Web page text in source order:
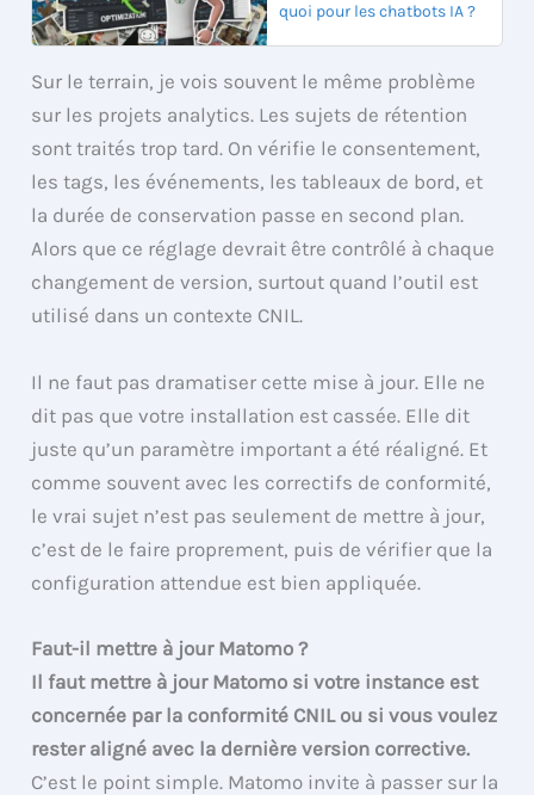
quoi pour les chatbots IA ?
Sur le terrain, je vois souvent le même problème
sur les projets analytics. Les sujets de rétention
sont traités trop tard. On vérifie le consentement,
les tags, les événements, les tableaux de bord, et
la durée de conservation passe en second plan.
Alors que ce réglage devrait être contrôlé à chaque
changement de version, surtout quand l’outil est
utilisé dans un contexte CNIL.
Il ne faut pas dramatiser cette mise à jour. Elle ne
dit pas que votre installation est cassée. Elle dit
juste qu’un paramètre important a été réaligné. Et
comme souvent avec les correctifs de conformité,
le vrai sujet n’est pas seulement de mettre à jour,
c’est de le faire proprement, puis de vérifier que la
configuration attendue est bien appliquée.
Faut-il mettre à jour Matomo ?
Il faut mettre à jour Matomo si votre instance est
concernée par la conformité CNIL ou si vous voulez
rester aligné avec la dernière version corrective.
C’est le point simple. Matomo invite à passer sur la